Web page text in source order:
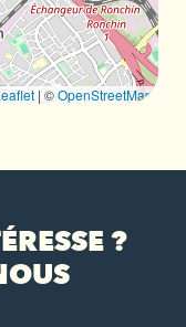
| ©OpenStreetMap
?